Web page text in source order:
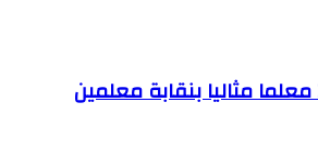
تكريم أكثر من 140 معلما مثاليا بنقابة معلمين